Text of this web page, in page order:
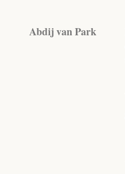
Abdij van Park